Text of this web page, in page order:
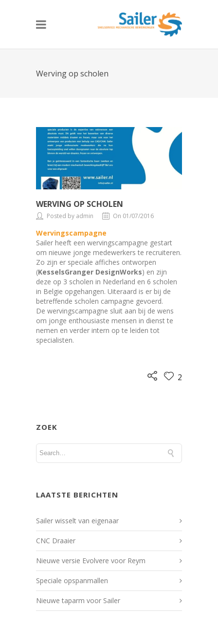
Werving op scholen
WERVING OP SCHOLEN
Posted by admin On 01/07/2016
Wervingscampagne
Sailer heeft een wervingscampagne gestart
om nieuwe jonge medewerkers te recruiteren.
Zo zijn er speciale affiches ontworpen
(KesselsGranger DesignWorks) en zijn
deze op 3 scholen in Nederland en 6 scholen
in Belgie opgehangen. Uiteraard is er bij de
betreffende scholen campagne gevoerd.
De wervingscampagne sluit aan bij de wens
om jonge enthousiaste mensen in dienst te
nemen en verder intern op te leiden tot
specialisten.
2
ZOEK
LAATSTE BERICHTEN
Sailer wisselt van eigenaar
CNC Draaier
Nieuwe versie Evolvere voor Reym
Speciale opspanmallen
Nieuwe taparm voor Sailer